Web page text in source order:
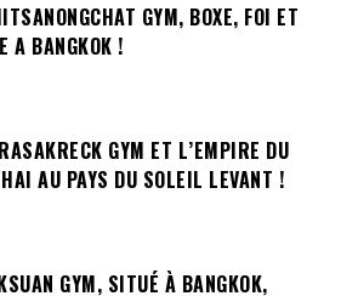
GYM, BOXE, FOI ET
A BANGKOK !
GYM ET L’EMPIRE DU
AU PAYS DU SOLEIL LEVANT !
GYM, SITUÉ À BANGKOK,